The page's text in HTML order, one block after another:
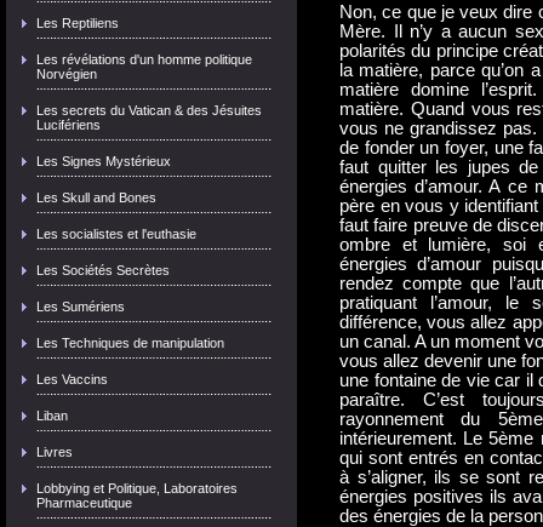
Les Reptiliens
Les révélations d'un homme politique
Norvégien
Les secrets du Vatican & des Jésuites
Lucifériens
Les Signes Mystérieux
Les Skull and Bones
Les socialistes et l'euthasie
Les Sociétés Secrètes
Les Sumériens
Les Techniques de manipulation
Les Vaccins
Liban
Livres
Lobbying et Politique, Laboratoires
Pharmaceutique
Non, ce que je veux dire
Mère. Il n’y a aucun
polarités du principe
la matière, parce qu’on
matière domine
matière. Quand vous
vous ne grandissez
de fonder un foyer, une
faut quitter les jupes
énergies d’amour. A ce
père en vous y
faut faire preuve de
ombre et lumière, soi
énergies d’amour
rendez compte que
pratiquant l’amour,
différence, vous allez
un canal. A un moment
vous allez devenir une
une fontaine de vie car il
paraître. C’est
rayonnement du
intérieurement. Le
qui sont entrés en
à s’aligner, ils se sont
énergies positives ils
des énergies de la